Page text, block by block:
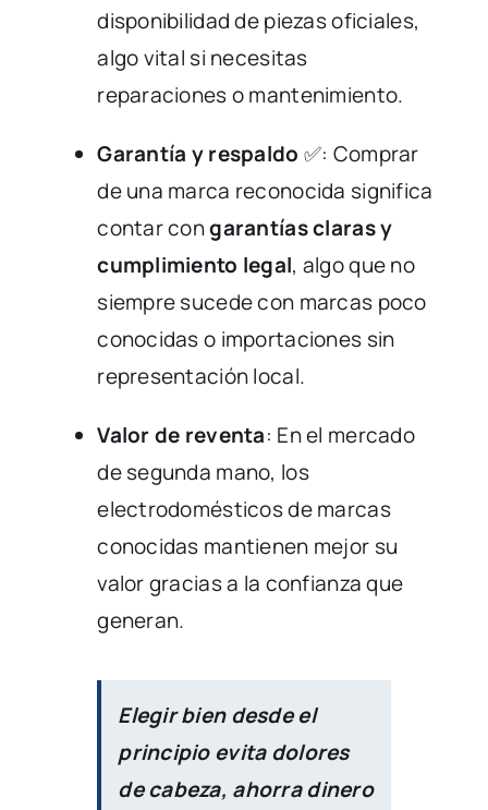
disponibilidad de piezas oficiales,
algo vital si necesitas
reparaciones o mantenimiento.
Garantía y respaldo ✅: Comprar
de una marca reconocida significa
contar congarantías claras y
cumplimiento legal, algo que no
siempre sucede con marcas poco
conocidas o importaciones sin
representación local.
Valor de reventa: En el mercado
de segunda mano, los
electrodomésticos de marcas
conocidas mantienen mejor su
valor gracias a la confianza que
generan.
Elegir bien desde el
principio evita dolores
de cabeza, ahorra dinero